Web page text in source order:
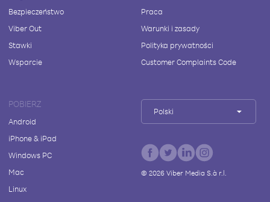
Bezpieczeństwo
Viber Out
Stawki
Wsparcie
Praca
Warunki i zasady
Polityka prywatności
Customer Complaints Code
POBIERZ
Android
iPhone & iPad
Windows PC
Mac
Linux
Polski
© 2026Viber Media S.à r.l.